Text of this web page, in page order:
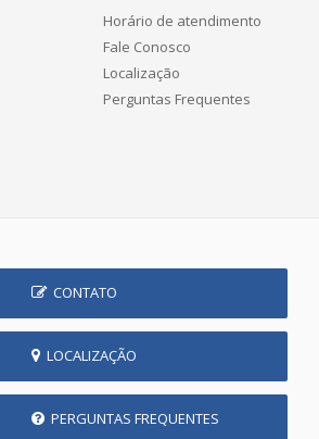
Horário de atendimento
Fale Conosco
Localização
Perguntas Frequentes
CONTATO
LOCALIZAÇÃO
PERGUNTAS FREQUENTES